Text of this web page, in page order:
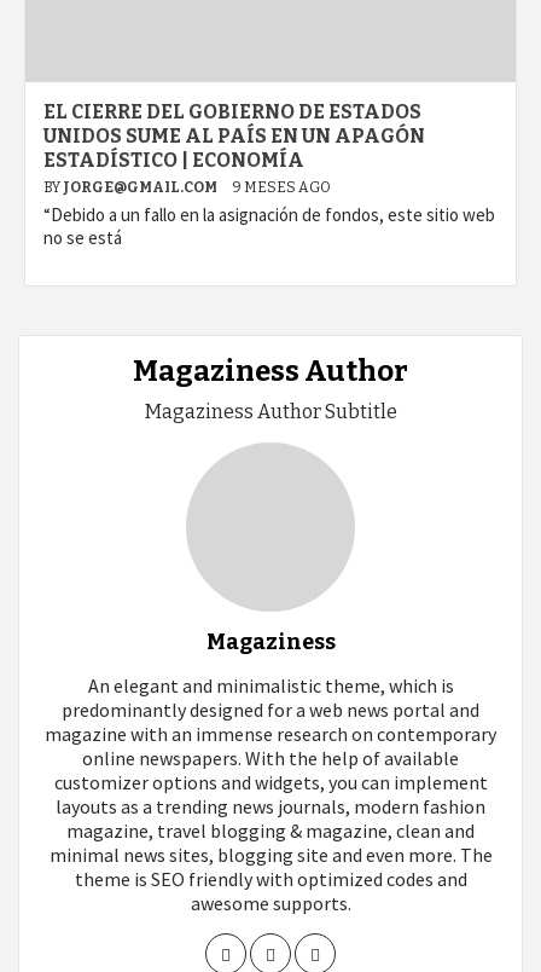
EL CIERRE DEL GOBIERNO DE ESTADOS
UNIDOS SUME AL PAÍS EN UN APAGÓN
ESTADÍSTICO | ECONOMÍA
BY JORGE@GMAIL.COM 9 MESES AGO
“Debido a un fallo en la asignación de fondos, este sitio web
no se está
Magaziness Author
Magaziness Author Subtitle
Magaziness
An elegant and minimalistic theme, which is
predominantly designed for a web news portal and
magazine with an immense research on contemporary
online newspapers. With the help of available
customizer options and widgets, you can implement
layouts as a trending news journals, modern fashion
magazine, travel blogging & magazine, clean and
minimal news sites, blogging site and even more. The
theme is SEO friendly with optimized codes and
awesome supports.